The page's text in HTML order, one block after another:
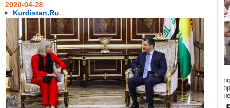
2020-04-28
Kurdistan.Ru